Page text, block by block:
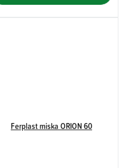
Ferplast miska ORION 60